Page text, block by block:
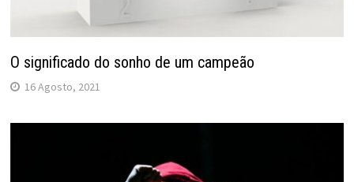
O significado do sonho de um campeão
16 Agosto, 2021